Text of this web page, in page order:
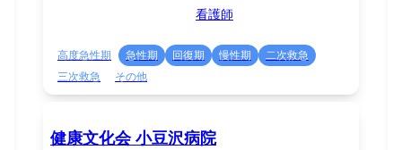
看護師
高度急性期 急性期 回復期 慢性期
二次救急
三次救急
その他
健康文化会 小豆沢病院